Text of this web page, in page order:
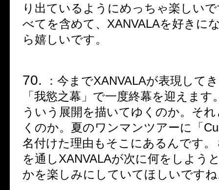
り出ているようにめっちゃ楽しい
べてを含めて、 XANVALAを好きに
ら嬉しいです。
70. ： 今までXANVALAが表現して
「我慾之幕」で一度終幕を迎えま
ういう展開を描いてゆくのか。そ
くのか。夏のワンマンツアーに「
名付けた理由もそこにあるんです
を通し XANVALAが次に何をしよう
かを楽しみにしていてほしいです